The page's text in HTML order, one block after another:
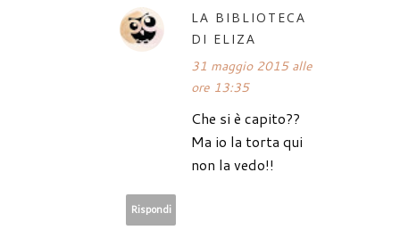
LA BIBLIOTECA
DI ELIZA
31 maggio 2015 alle
ore 13:35
Che si è capito??
Ma io la torta qui
non la vedo!!
Rispondi